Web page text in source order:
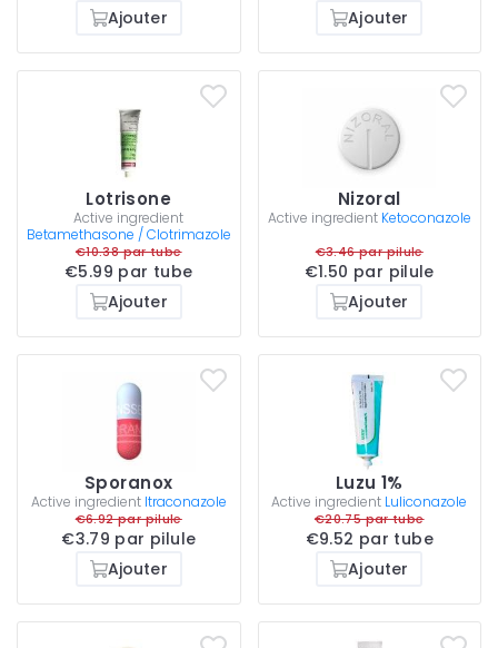
Ajouter
Ajouter
Lotrisone
Active ingredient
Betamethasone / Clotrimazole
€10.38 par tube
€5.99 par tube
Ajouter
Nizoral
Active ingredient Ketoconazole
€3.46 par pilule
€1.50 par pilule
Ajouter
Sporanox
Active ingredient Itraconazole
€6.92 par pilule
€3.79 par pilule
Ajouter
Luzu 1%
Active ingredient Luliconazole
€20.75 par tube
€9.52 par tube
Ajouter